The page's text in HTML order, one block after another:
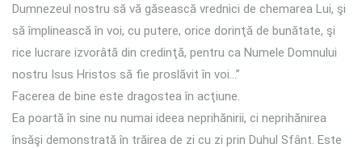
Dumnezeul nostru să vă găsească vrednici de chemarea Lui, şi
să împlinească în voi, cu putere, orice dorinţă de bunătate, şi
rice lucrare izvorâtă din credinţă, pentru ca Numele Domnului
nostru Isus Hristos să fie proslăvit în voi…”
Facerea de bine este dragostea în acţiune.
Ea poartă în sine nu numai ideea neprihănirii, ci neprihănirea
însăşi demonstrată în trăirea de zi cu zi prin Duhul Sfânt. Este